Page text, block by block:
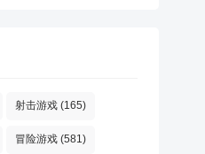
射击游戏 (165)
冒险游戏 (581)